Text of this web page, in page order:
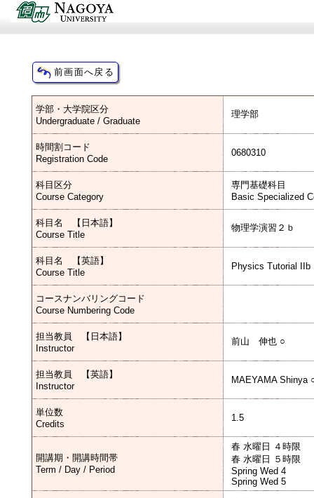
学部・大学院区分
Undergraduate / Graduate
理学部
時間割コード
Registration Code
0680310
科目区分
Course Category
専門基礎科目
Basic Specialized
科目名 【日本語】
Course Title
物理学演習２ｂ
科目名 【英語】
Course Title
Physics Tutorial IIb
コースナンバリングコード
Course Numbering Code
担当教員 【日本語】
Instructor
前山 伸也 ○
担当教員 【英語】
Instructor
MAEYAMA Shinya
単位数
Credits
1.5
開講期・開講時間帯
Term / Day / Period
春 水曜日 ４時限
春 水曜日 ５時限
Spring Wed 4
Spring Wed 5